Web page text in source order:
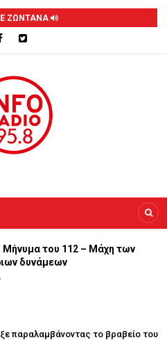
ΖΩΝΤΑΝΑ
Μήνυμα του 112 – Μάχη των
δυνάμεων
παραλαμβάνοντας το βραβείο του